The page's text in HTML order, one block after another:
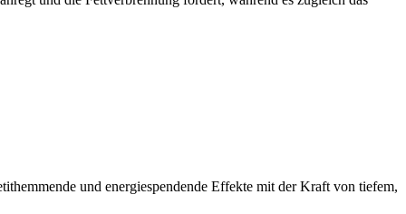
und energiespendende Effekte mit der Kraft von tiefem,